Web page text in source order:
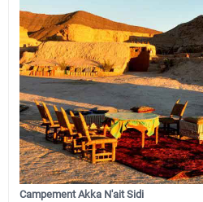
Campement Akka N'ait Sidi